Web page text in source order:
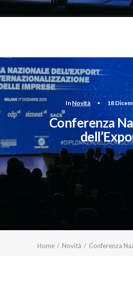
In Novità • 18
Conferenza
Home Novità Conferenza